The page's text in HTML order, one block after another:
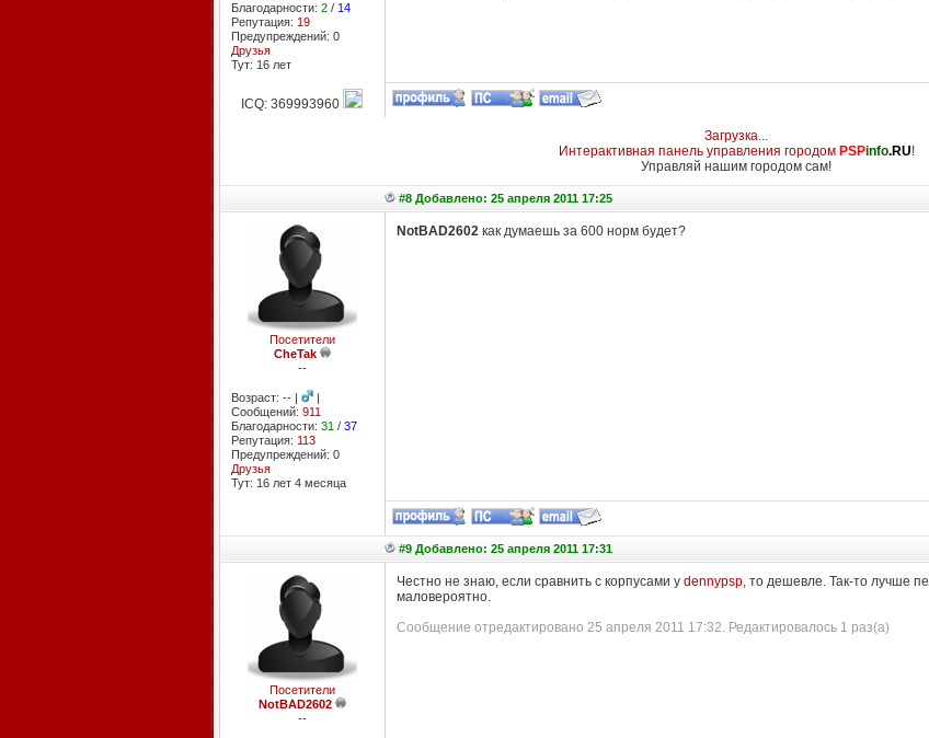
Благодарности: 2/ 14
Репутация: 19
Предупреждений: 0
Друзья
Тут: 16 лет
ICQ: 369993960
Загрузка...
Интерактивная панель управления городом PSPinfo.RU!
Управляй нашим городом сам!
#8 Добавлено: 25 апреля 2011 17:25
Посетители
CheTak
--
Возраст: -- |
|
Сообщений: 911
Благодарности: 31 / 37
Репутация: 113
Предупреждений: 0
Друзья
Тут: 16 лет 4 месяцa
NotBAD2602как думаешь за 600 норм будет?
#9 Добавлено: 25 апреля 2011 17:31
Посетители
NotBAD2602
--
Честно не знаю, если сравнить с корпусами у dennypsp, то дешевле. Так-то лучше
маловероятно.
Сообщение отредактировано 25 апреля 2011 17:32. Редактировалось 1 раз(а)